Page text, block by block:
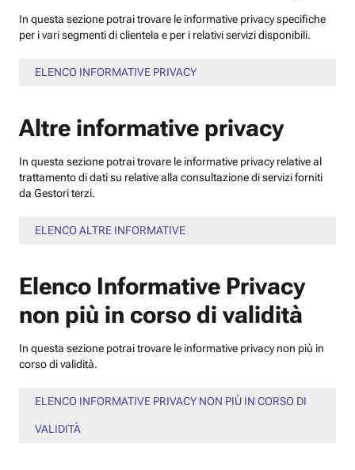
In questa sezione potrai trovare le informative privacy specifiche
per i vari segmenti di clientela e per i relativi servizi disponibili.
ELENCO INFORMATIVE PRIVACY
Altre informative privacy
In questa sezione potrai trovare le informative privacy relative al
trattamento di dati su relative alla consultazione di servizi forniti
da Gestori terzi.
ELENCO ALTRE INFORMATIVE
Elenco Informative Privacy
non più in corso di validità
In questa sezione potrai trovare le informative privacy non più in
corso di validità.
ELENCO INFORMATIVE PRIVACY NON PIÙ IN CORSO DI
VALIDITÀ